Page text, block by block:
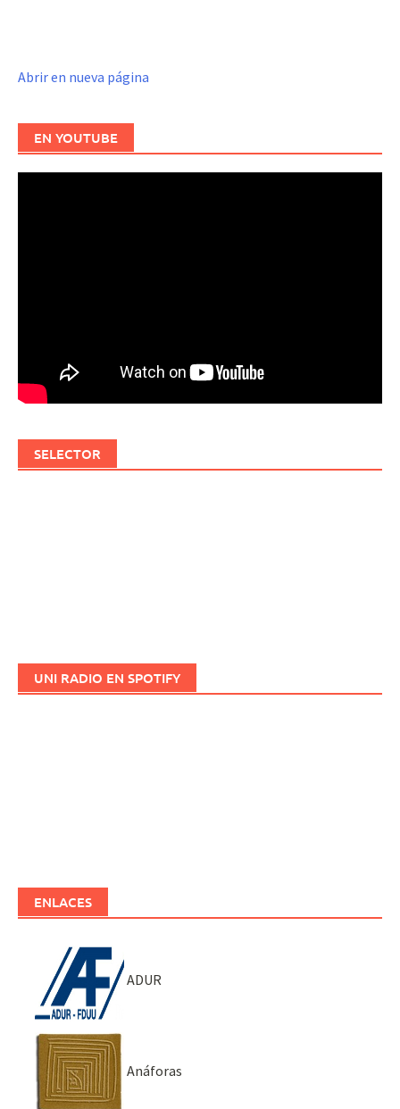
Abrir en nueva página
EN YOUTUBE
SELECTOR
UNI RADIO EN SPOTIFY
ENLACES
ADUR
Anáforas